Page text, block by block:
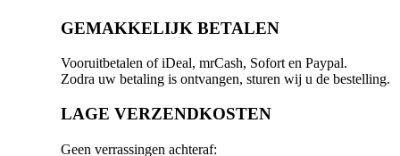
GEMAKKELIJK BETALEN
Vooruitbetalen of iDeal, mrCash, Sofort en Paypal.
Zodra uw betaling is ontvangen, sturen wij u de bestelling.
LAGE VERZENDKOSTEN
Geen verrassingen achteraf: